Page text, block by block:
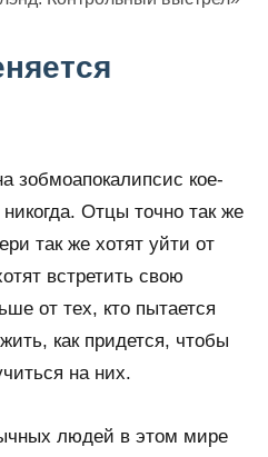
зобмоапокалипсис кое-
Отцы точно так же
так же хотят уйти от
встретить свою
от тех, кто пытается
как придется, чтобы
на них.
людей в этом мире